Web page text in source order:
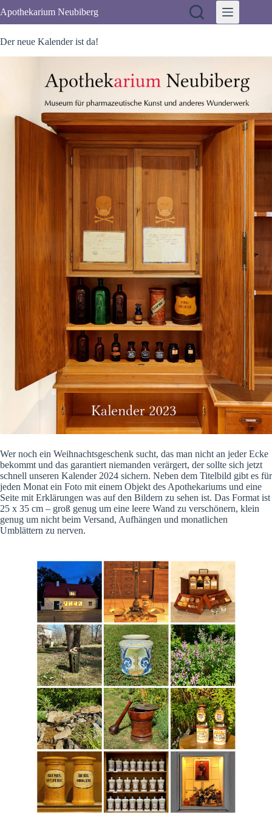
Inhalt
springen
Apothekarium Neubiberg
Der neue Kalender ist da!
Wer noch ein Weihnachtsgeschenk sucht, das man nicht an jeder Ecke
bekommt und das garantiert niemanden verärgert, der sollte sich jetzt
schnell unseren Kalender 2024 sichern. Neben dem Titelbild gibt es für
jeden Monat ein Foto mit einem Objekt des Apothekariums und eine
Seite mit Erklärungen was auf den Bildern zu sehen ist. Das Format ist
25 x 35 cm – groß genug um eine leere Wand zu verschönern, klein
genug um nicht beim Versand, Aufhängen und monatlichen
Umblättern zu nerven.